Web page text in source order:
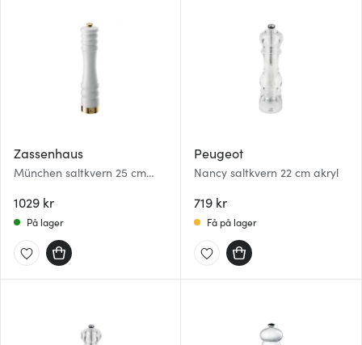
Zassenhaus
München saltkvern 25 cm
1029 kr
På lager
Peugeot
Nancy saltkvern 22 cm akryl
719 kr
Få på lager